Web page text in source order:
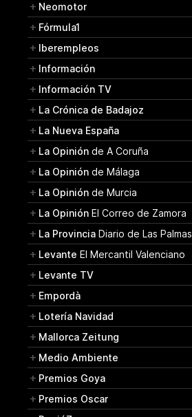
Neomotor
Fórmula1
Iberempleos
Información
Información TV
La Crónica de Badajoz
La Nueva España
La Opinión de A Coruña
La Opinión de Málaga
La Opinión de Murcia
La Opinión El Correo de Zamora
La Provincia Diario de Las Palmas
Levante El Mercantil Valenciano
Levante TV
Empordà
Lotería Navidad
Mallorca Zeitung
Medio Ambiente
Premios Goya
Premios Oscar